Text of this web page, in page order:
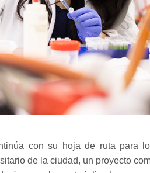
con su hoja de ruta para
de la ciudad, un proyecto